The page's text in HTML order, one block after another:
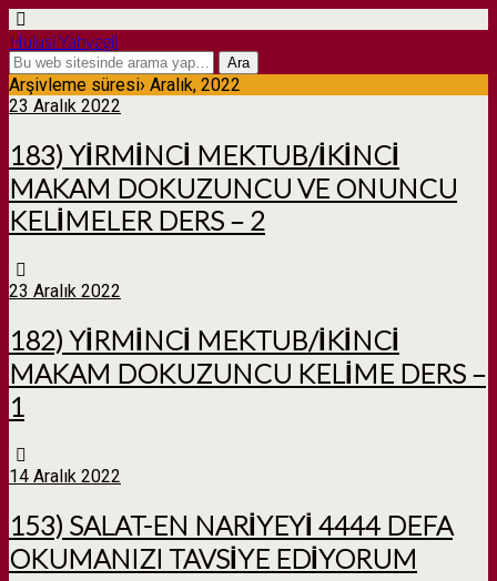
Hulusi Yahyagil
Arşivleme süresi› Aralık, 2022
23 Aralık 2022
183) YİRMİNCİ MEKTUB/İKİNCİ
MAKAM DOKUZUNCU VE ONUNCU
KELİMELER DERS – 2
23 Aralık 2022
182) YİRMİNCİ MEKTUB/İKİNCİ
MAKAM DOKUZUNCU KELİME DERS –
1
14 Aralık 2022
153) SALAT-EN NARİYEYİ 4444 DEFA
OKUMANIZI TAVSİYE EDİYORUM